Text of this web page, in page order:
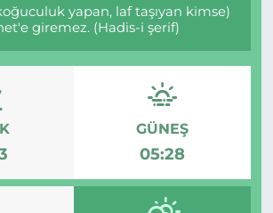
yapan, laf taşıyan kimse)
giremez. (Hadis-i şerif)
GÜNEŞ
05:28